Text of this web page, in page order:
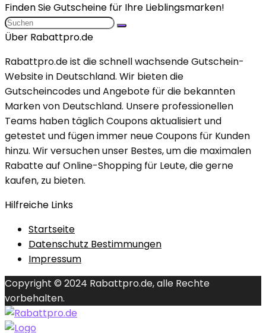
Finden Sie Gutscheine für Ihre Lieblingsmarken!
Über Rabattpro.de
Rabattpro.de ist die schnell wachsende Gutschein-
Website in Deutschland. Wir bieten die
Gutscheincodes und Angebote für die bekannten
Marken von Deutschland. Unsere professionellen
Teams haben täglich Coupons aktualisiert und
getestet und fügen immer neue Coupons für Kunden
hinzu. Wir versuchen unser Bestes, um die maximalen
Rabatte auf Online-Shopping für Leute, die gerne
kaufen, zu bieten.
Hilfreiche Links
Startseite
Datenschutz Bestimmungen
Impressum
Copyright © 2024 Rabattpro.de, alle Rechte
vorbehalten.